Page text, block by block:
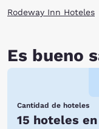
Rodeway Inn Hoteles
Es bueno
Cantidad de hoteles
15 hoteles en